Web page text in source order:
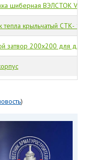
шиберная ВЭЛСТОК
тепла крыльчатый СТК-
затвор 200х200 для для
)